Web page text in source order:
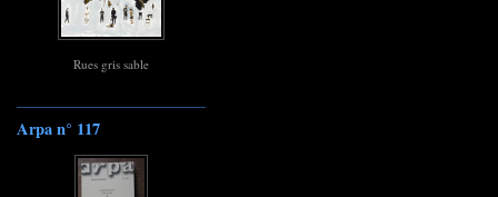
Rues gris sable
Arpa n° 117